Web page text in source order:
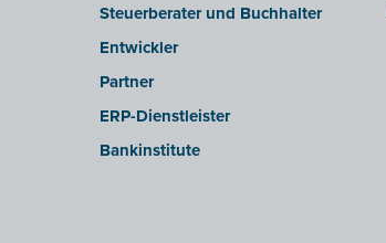
Steuerberater und Buchhalter
Entwickler
Partner
ERP-Dienstleister
Bankinstitute